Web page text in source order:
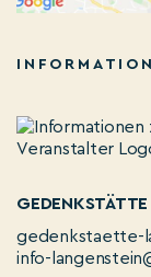
gedenkstaette-
info-